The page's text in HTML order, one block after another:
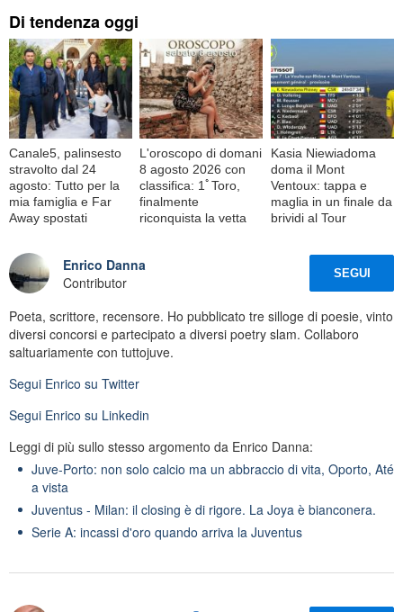
Di tendenza oggi
Canale5, palinsesto
stravolto dal 24
agosto: Tutto per la
mia famiglia e Far
Away spostati
L'oroscopo di domani
8 agosto 2026 con
classifica: 1ﾟToro,
finalmente
riconquista la vetta
Kasia Niewiadoma
doma il Mont
Ventoux: tappa e
maglia in un finale da
brividi al Tour
Enrico Danna
Contributor
SEGUI
Poeta, scrittore, recensore. Ho pubblicato tre silloge di poesie, vinto
diversi concorsi e partecipato a diversi poetry slam. Collaboro
saltuariamente con tuttojuve.
Segui Enrico su Twitter
Segui Enrico su Linkedin
Leggi di più sullo stesso argomento da Enrico Danna:
Juve-Porto: non solo calcio ma un abbraccio di vita, Oporto, Até
a vista
Juventus - Milan: il closing è di rigore. La Joya è bianconera.
Serie A: incassi d'oro quando arriva la Juventus